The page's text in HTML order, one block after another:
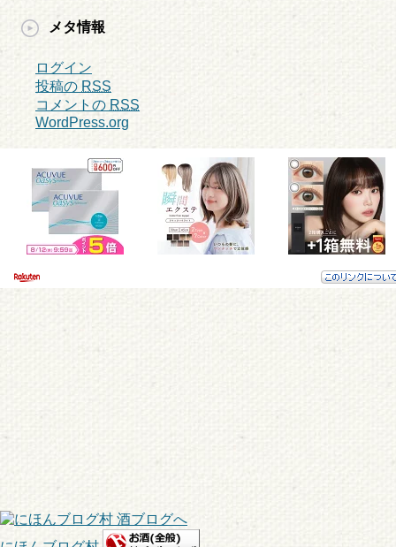
メタ情報
ログイン
投稿の RSS
コメントの RSS
WordPress.org